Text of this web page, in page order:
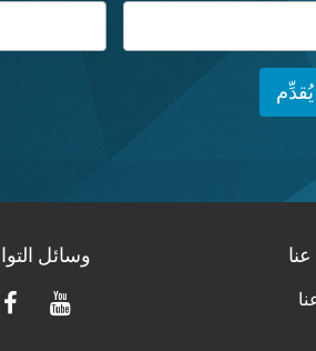
وسائل